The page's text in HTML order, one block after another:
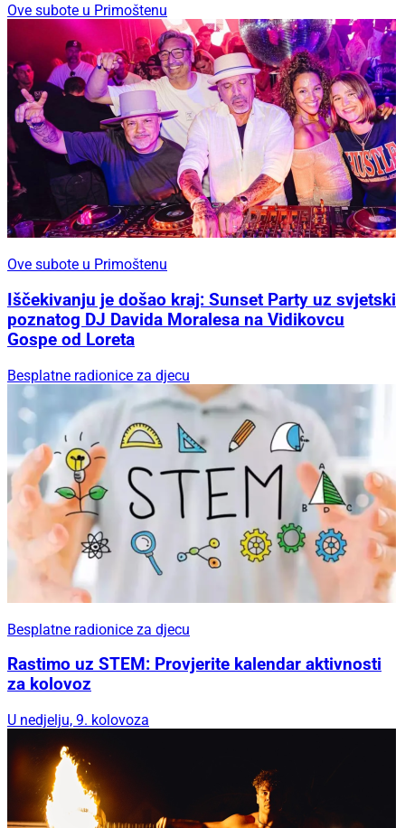
Ove subote u Primoštenu
Ove subote u Primoštenu
Iščekivanju je došao kraj: Sunset Party uz svjetski
poznatog DJ Davida Moralesa na Vidikovcu
Gospe od Loreta
Besplatne radionice za djecu
Besplatne radionice za djecu
Rastimo uz STEM: Provjerite kalendar aktivnosti
za kolovoz
U nedjelju, 9. kolovoza